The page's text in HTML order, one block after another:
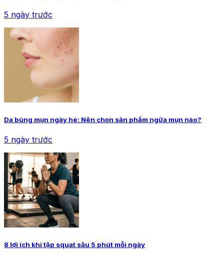
5 ngày trước
Da bùng mụn ngày hè: Nên chọn sản phẩm ngừa mụn nào?
5 ngày trước
8 lợi ích khi tập squat sâu 5 phút mỗi ngày